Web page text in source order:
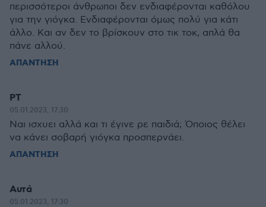
περισσότεροι άνθρωποι δεν ενδιαφέρονται καθόλου
για την γιόγκα. Ενδιαφέρονται όμως πολύ για κάτι
άλλο. Και αν δεν το βρίσκουν στο τικ τοκ, απλά θα
πάνε αλλού.
ΑΠΑΝΤΗΣΗ
PT
05.01.2023, 17:30
Ναι ισχυει αλλά και τι έγινε ρε παιδιά; Όποιος θέλει
να κάνει σοβαρή γιόγκα προσπερνάει.
ΑΠΑΝΤΗΣΗ
Aυτά
05.01.2023, 17:30